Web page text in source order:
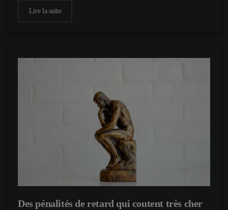
Lire la suite
Des pénalités de retard qui coutent très cher